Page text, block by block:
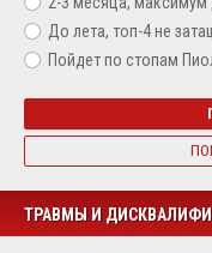
До лета, топ-4 не
Пойдет по стопам
ТРАВМЫ И